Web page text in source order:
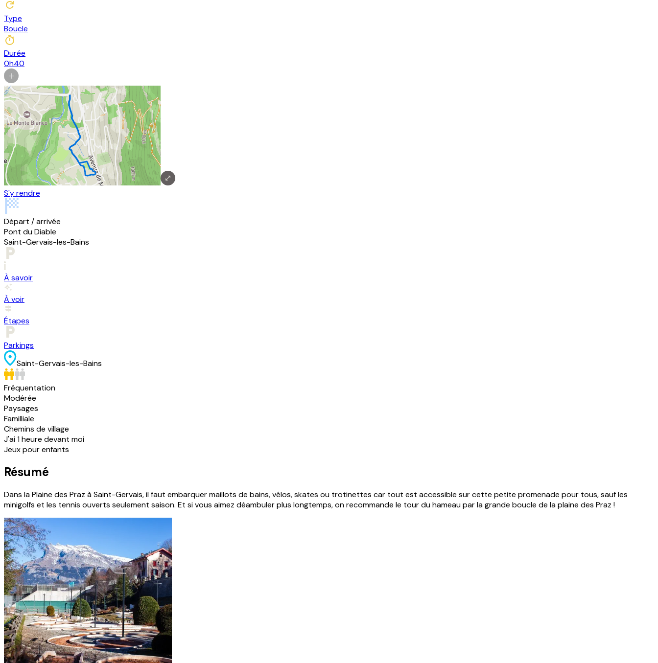
Type
Boucle
Durée
0h40
S'y rendre
Départ / arrivée
Pont du Diable
Saint-Gervais-les-Bains
À savoir
À voir
Étapes
Parkings
Saint-Gervais-les-Bains
Fréquentation
Modérée
Paysages
Familliale
Chemins de village
J'ai 1 heure devant moi
Jeux pour enfants
Résumé
Dans la Plaine des Praz à Saint-Gervais, il faut embarquer maillots de bains, vélos, skates ou trotinettes car tout est accessible sur cette petite promenade pour tous, sauf les
minigolfs et les tennis ouverts seulement saison. Et si vous aimez déambuler plus longtemps, on recommande le tour du hameau par la grande boucle de la plaine des Praz !